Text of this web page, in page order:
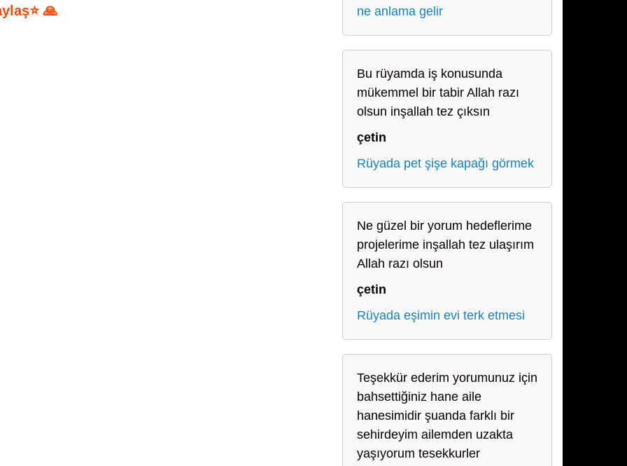
🙏
ne anlama gelir
Bu rüyamda iş konusunda
mükemmel bir tabir Allah razı
olsun inşallah tez çıksın
çetin
Rüyada pet şişe kapağı görmek
Ne güzel bir yorum hedeflerime
projelerime inşallah tez ulaşırım
Allah razı olsun
çetin
Rüyada eşimin evi terk etmesi
Teşekkür ederim yorumunuz için
bahsettiğiniz hane aile
hanesimidir şuanda farklı bir
sehirdeyim ailemden uzakta
yaşıyorum tesekkurler